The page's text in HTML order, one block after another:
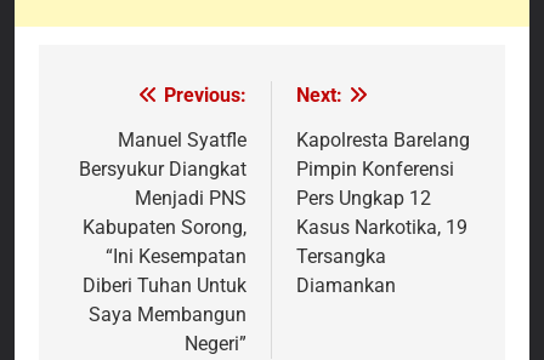
NavigasiPrevious:
Manuel Syatfle
Bersyukur Diangkat
Menjadi PNS
Kabupaten Sorong,
“Ini Kesempatan
Diberi Tuhan Untuk
Saya Membangun
Negeri”
Next:
Kapolresta Barelang
Pimpin Konferensi
Pers Ungkap 12
Kasus Narkotika, 19
Tersangka
Diamankan